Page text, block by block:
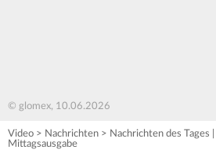
© glomex, 10.06.2026
Video > Nachrichten > Nachrichten des Tages
Mittagsausgabe